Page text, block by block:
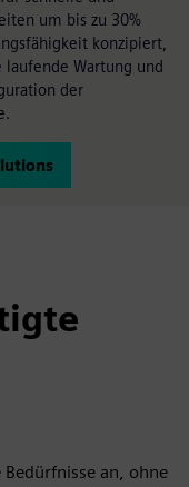
um bis zu 30%
konzipiert,
Wartung und
der
Bedürfnisse an, ohne